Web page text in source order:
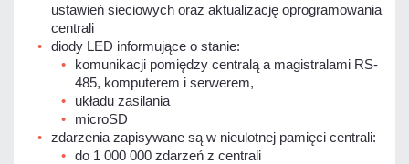
ustawień sieciowych oraz aktualizację oprogramowania
centrali
diody LED informujące o stanie:
komunikacji pomiędzy centralą a magistralami RS-
485, komputerem i serwerem,
układu zasilania
microSD
zdarzenia zapisywane są w nieulotnej pamięci centrali:
do 1 000 000 zdarzeń z centrali